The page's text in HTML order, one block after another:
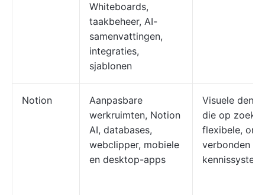
Whiteboards,
taakbeheer, AI-
samenvattingen,
integraties,
sjablonen
Notion
Aanpasbare
werkruimten, Notion
AI, databases,
webclipper, mobiele
en desktop-apps
Visuele
die op zoek
flexibele,
verbonden